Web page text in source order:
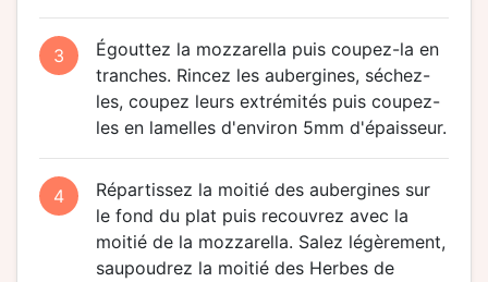
3
Égouttez la mozzarella puis coupez-la en
tranches. Rincez les aubergines, séchez-
les, coupez leurs extrémités puis coupez-
les en lamelles d'environ 5mm d'épaisseur.
4
Répartissez la moitié des aubergines sur
le fond du plat puis recouvrez avec la
moitié de la mozzarella. Salez légèrement,
saupoudrez la moitié des Herbes de